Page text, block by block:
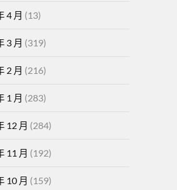
4 月 (13)
3 月 (319)
2 月 (216)
1 月 (283)
12 月 (284)
11 月 (192)
10 月 (159)